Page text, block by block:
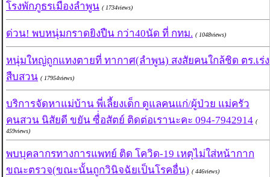
โรงพักภูธรเมืองลำพูน ( 1734views)
ด่วน! พบหนุ่มกราดยิงปืน กว่า40นัด ที่ กทม. ( 1048views)
หนุ่มใหญ่ถูกแทงตายที่ ทากาศ(ลำพูน) สงสัยคนใกล้ชิด ตร.เร่ง
สืบสวน ( 17954views)
บริการจัดหาแม่บ้าน พี่เลี้ยงเด็ก ดูแลคนแก่/ผู้ป่วย แม่ครัว
คนสวน นิสัยดี ขยัน ซื่่อสัตย์ ติดต่อเรานะคะ 094-7942914 (
459views)
พบบุคลากรทางการแพทย์ ติด โควิด-19 เหตุไม่ใส่หน้ากาก
ขณะตรวจ(ขณะนั้นถูกวินิจฉัยเป็นโรคอื่น) ( 446views)